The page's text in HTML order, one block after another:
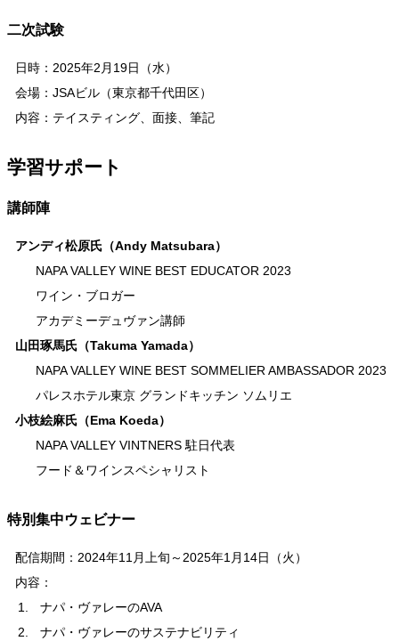
二次試験
日時：2025年2月19日（水）
会場：JSAビル（東京都千代田区）
内容：テイスティング、面接、筆記
学習サポート
講師陣
アンディ松原氏（Andy Matsubara）
NAPA VALLEY WINE BEST EDUCATOR 2023
ワイン・ブロガー
アカデミーデュヴァン講師
山田琢馬氏（Takuma Yamada）
NAPA VALLEY WINE BEST SOMMELIER AMBASSADOR 2023
パレスホテル東京 グランドキッチン ソムリエ
小枝絵麻氏（Ema Koeda）
NAPA VALLEY VINTNERS 駐日代表
フード＆ワインスペシャリスト
特別集中ウェビナー
配信期間：2024年11月上旬～2025年1月14日（火）
内容：
ナパ・ヴァレーのAVA
ナパ・ヴァレーのサステナビリティ